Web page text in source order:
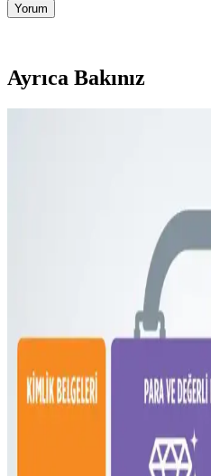
Yorum
Ayrıca Bakınız
pratik paketleme ve taşınabilirlik
kıyafetler ve kişisel eşyalar düzenli
Dooney & Bourke Janine
Tasarımı ve Piyasa Değeri
Dooney & Bourke Janine çantası,
tasarımıyla günlük kullanım ve
piyasasında uygun fiyatlı, manevi
Çoklu Sırt Çantası
Konseptinde Kullanım
Çeşitli sırt çantalarının kullanım
seyahat konseptindeki rolleri
fonksiyonellik dengesi üzerine